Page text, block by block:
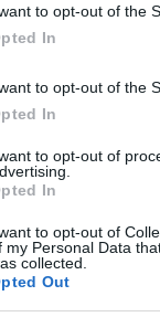
to opt-out of the
In
to opt-out of the
In
to opt-out of
In
to opt-out of
my Personal Data
collected.
Out